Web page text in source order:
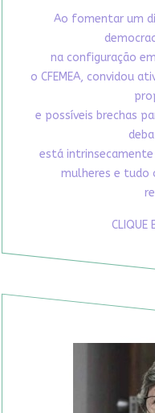
Ao fomentar um
na configuração
o CFEMEA, convidou
e possíveis brechas
está
mulheres e tudo
CLIQUE